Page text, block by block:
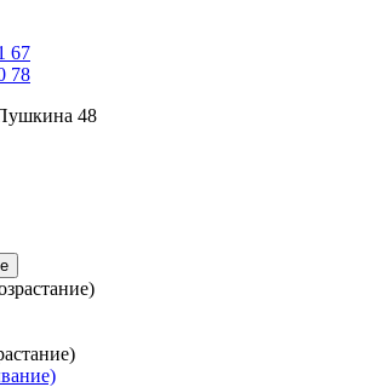
67
78
48